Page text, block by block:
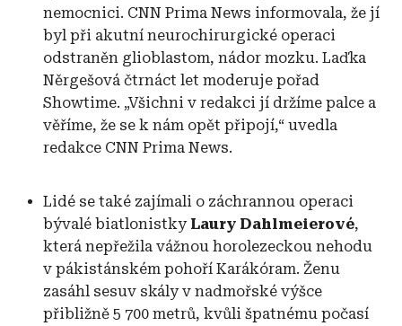
nemocnici. CNN Prima News informovala, že jí
byl při akutní neurochirurgické operaci
odstraněn glioblastom, nádor mozku. Laďka
Něrgešová čtrnáct let moderuje pořad
Showtime. „Všichni v redakci jí držíme palce a
věříme, že se k nám opět připojí,“ uvedla
redakce CNN Prima News.
Lidé se také zajímali o záchrannou operaci
bývalé biatlonistky Laury Dahlmeierové,
která nepřežila vážnou horolezeckou nehodu
v pákistánském pohoří Karákóram. Ženu
zasáhl sesuv skály v nadmořské výšce
přibližně 5 700 metrů, kvůli špatnému počasí